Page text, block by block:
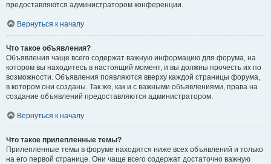
предоставляются администратором конференции.
Вернуться к началу
Что такое объявления?
Объявления чаще всего содержат важную информацию для форума, на
котором вы находитесь в настоящий момент, и вы должны прочесть их по
возможности. Объявления появляются вверху каждой страницы форума,
в котором они созданы. Так же, как и с важными объявлениями, права на
создание объявлений предоставляются администратором.
Вернуться к началу
Что такое прилепленные темы?
Прилепленные темы в форуме находятся ниже всех объявлений и только
на его первой странице. Они чаще всего содержат достаточно важную